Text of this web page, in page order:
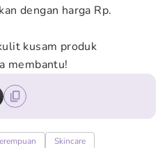
dengan harga Rp.
kusam produk
membantu!
Skincare